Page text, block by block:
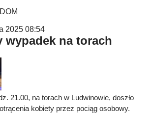
2025 08:54
wypadek na torach
21.00, na torach w Ludwinowie, doszło
kobiety przez pociąg osobowy.